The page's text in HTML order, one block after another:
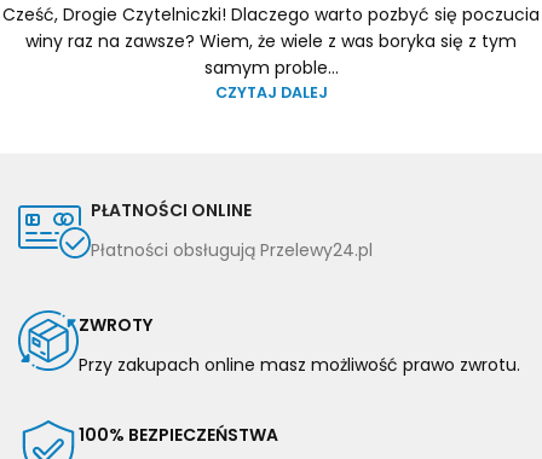
Cześć, Drogie Czytelniczki! Dlaczego warto pozbyć się poczucia
winy raz na zawsze? Wiem, że wiele z was boryka się z tym
samym proble...
CZYTAJ DALEJ
PŁATNOŚCI ONLINE
Płatności obsługują Przelewy24.pl
ZWROTY
Przy zakupach online masz możliwość prawo zwrotu.
100% BEZPIECZEŃSTWA